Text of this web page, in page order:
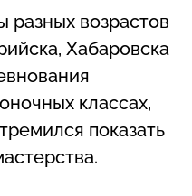
разных возрастов
Хабаровска
классах,
показать